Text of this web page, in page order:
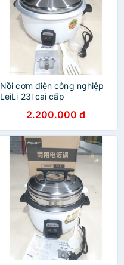
Nồi cơm điện công nghiệp
LeiLi 23l cai cấp
2.200.000 đ